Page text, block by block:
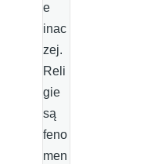
e
inac
zej.
Reli
gie
są
feno
men